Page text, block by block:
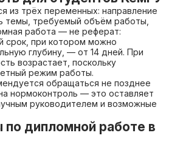
из трёх переменных: направление
темы, требуемый объём работы,
работа — не реферат:
срок, при котором можно
глубину, — от 14 дней. При
возрастает, поскольку
режим работы.
обращаться не позднее
нормоконтроль — это оставляет
руководителем и возможные
дипломной работе в